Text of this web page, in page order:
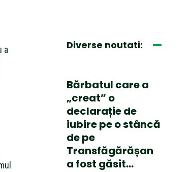
a
Diverse noutati:
Bărbatul care a
„creat” o
declarație de
iubire pe o stâncă
de pe
Transfăgărășan
a fost găsit…